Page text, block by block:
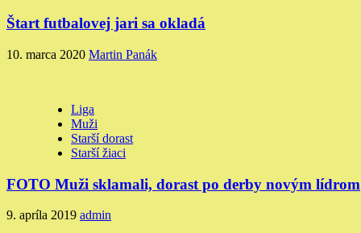
Štart futbalovej jari sa okladá
10. marca 2020 Martin Panák
Liga
Muži
Starší dorast
Starší žiaci
FOTO Muži sklamali, dorast po derby novým lídrom
9. apríla 2019 admin